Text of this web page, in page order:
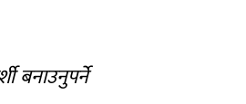
बनाउनुपर्ने